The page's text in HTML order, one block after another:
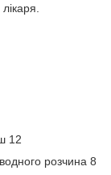
12
розчина 8